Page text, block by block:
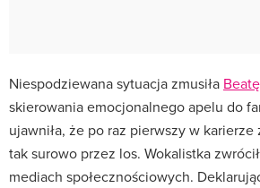
Niespodziewana sytuacja zmusiła
skierowania emocjonalnego apelu do
ujawniła, że po raz pierwszy w karierze
tak surowo przez los. Wokalistka
mediach społecznościowych.